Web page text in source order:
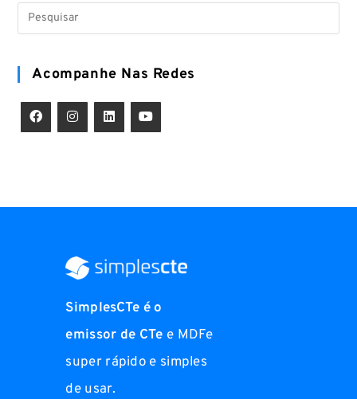
Acompanhe Nas Redes
SimplesCTe é o
emissor de CTe e MDFe
super rápido e simples
de usar.